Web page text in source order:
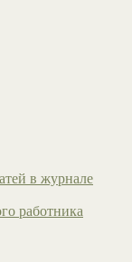
в журнале
работника